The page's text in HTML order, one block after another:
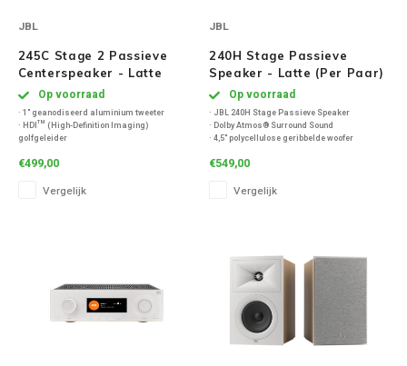
JBL
245C Stage 2 Passieve
Centerspeaker - Latte
Op voorraad
· 1" geanodiseerd aluminium tweeter
· HDI™ (High-Definition Imaging)
golfgeleider
· Frequentiebereik: 55 Hz – 25 kHz (±6 dB)
· Nominale impedantie: 6 ohm
€499,00
Vergelijk
JBL
240H Stage Passieve
Speaker - Latte (Per Paar)
Op voorraad
· JBL 240H Stage Passieve Speaker
· Dolby Atmos® Surround Sound
· 4,5" polycellulose geribbelde woofer
· HDIgolfgeleidertechnologie
· Verbluffende bassen en heldere hoge tone
€549,00
Vergelijk